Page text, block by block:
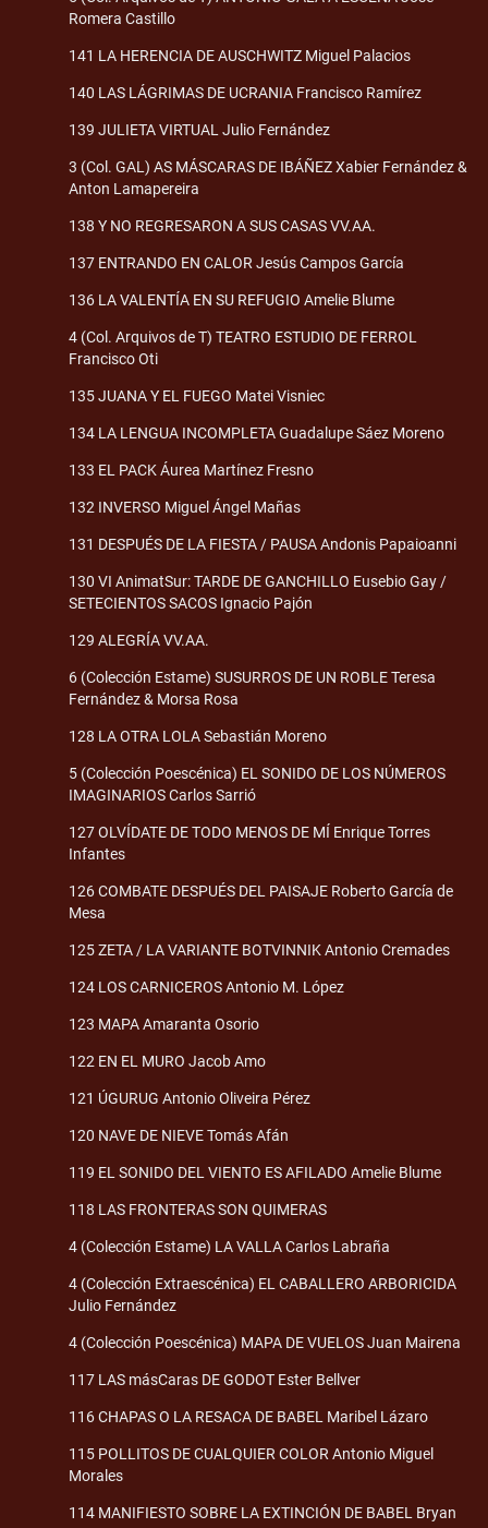
Romera Castillo
141 LA HERENCIA DE AUSCHWITZ Miguel Palacios
140 LAS LÁGRIMAS DE UCRANIA Francisco Ramírez
139 JULIETA VIRTUAL Julio Fernández
3 (Col. GAL) AS MÁSCARAS DE IBÁÑEZ Xabier Fernández &
Anton Lamapereira
138 Y NO REGRESARON A SUS CASAS VV.AA.
137 ENTRANDO EN CALOR Jesús Campos García
136 LA VALENTÍA EN SU REFUGIO Amelie Blume
4 (Col. Arquivos de T) TEATRO ESTUDIO DE FERROL
Francisco Oti
135 JUANA Y EL FUEGO Matei Visniec
134 LA LENGUA INCOMPLETA Guadalupe Sáez Moreno
133 EL PACK Áurea Martínez Fresno
132 INVERSO Miguel Ángel Mañas
131 DESPUÉS DE LA FIESTA / PAUSA Andonis Papaioanni
130 VI AnimatSur: TARDE DE GANCHILLO Eusebio Gay /
SETECIENTOS SACOS Ignacio Pajón
129 ALEGRÍA VV.AA.
6 (Colección Estame) SUSURROS DE UN ROBLE Teresa
Fernández & Morsa Rosa
128 LA OTRA LOLA Sebastián Moreno
5 (Colección Poescénica) EL SONIDO DE LOS NÚMEROS
IMAGINARIOS Carlos Sarrió
127 OLVÍDATE DE TODO MENOS DE MÍ Enrique Torres
Infantes
126 COMBATE DESPUÉS DEL PAISAJE Roberto García de
Mesa
125 ZETA / LA VARIANTE BOTVINNIK Antonio Cremades
124 LOS CARNICEROS Antonio M. López
123 MAPA Amaranta Osorio
122 EN EL MURO Jacob Amo
121 ÚGURUG Antonio Oliveira Pérez
120 NAVE DE NIEVE Tomás Afán
119 EL SONIDO DEL VIENTO ES AFILADO Amelie Blume
118 LAS FRONTERAS SON QUIMERAS
4 (Colección Estame) LA VALLA Carlos Labraña
4 (Colección Extraescénica) EL CABALLERO ARBORICIDA
Julio Fernández
4 (Colección Poescénica) MAPA DE VUELOS Juan Mairena
117 LAS másCaras DE GODOT Ester Bellver
116 CHAPAS O LA RESACA DE BABEL Maribel Lázaro
115 POLLITOS DE CUALQUIER COLOR Antonio Miguel
Morales
114 MANIFIESTO SOBRE LA EXTINCIÓN DE BABEL Bryan